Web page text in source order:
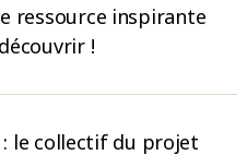
ressource inspirante
!
le collectif du projet